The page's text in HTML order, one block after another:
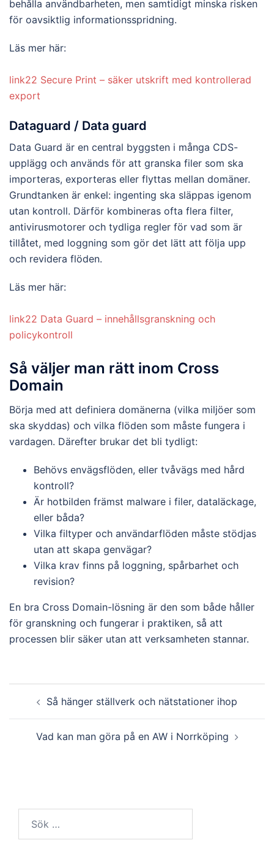
behålla användbarheten, men samtidigt minska risken
för oavsiktlig informationsspridning.
Läs mer här:
link22 Secure Print – säker utskrift med kontrollerad
export
Dataguard / Data guard
Data Guard är en central byggsten i många CDS-
upplägg och används för att granska filer som ska
importeras, exporteras eller flyttas mellan domäner.
Grundtanken är enkel: ingenting ska släppas igenom
utan kontroll. Därför kombineras ofta flera filter,
antivirusmotorer och tydliga regler för vad som är
tillåtet, med loggning som gör det lätt att följa upp
och revidera flöden.
Läs mer här:
link22 Data Guard – innehållsgranskning och
policykontroll
Så väljer man rätt inom Cross
Domain
Börja med att definiera domänerna (vilka miljöer som
ska skyddas) och vilka flöden som måste fungera i
vardagen. Därefter brukar det bli tydligt:
Behövs envägsflöden, eller tvåvägs med hård
kontroll?
Är hotbilden främst malware i filer, dataläckage,
eller båda?
Vilka filtyper och användarflöden måste stödjas
utan att skapa genvägar?
Vilka krav finns på loggning, spårbarhet och
revision?
En bra Cross Domain-lösning är den som både håller
för granskning och fungerar i praktiken, så att
processen blir säker utan att verksamheten stannar.
Så hänger ställverk och nätstationer ihop
Vad kan man göra på en AW i Norrköping